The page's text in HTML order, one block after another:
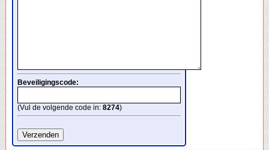
Beveiligingscode:
(Vul de volgende code in: 8274)